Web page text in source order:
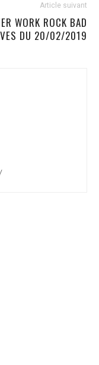
Article suivant
WORK ROCK BAD
DU 20/02/2019